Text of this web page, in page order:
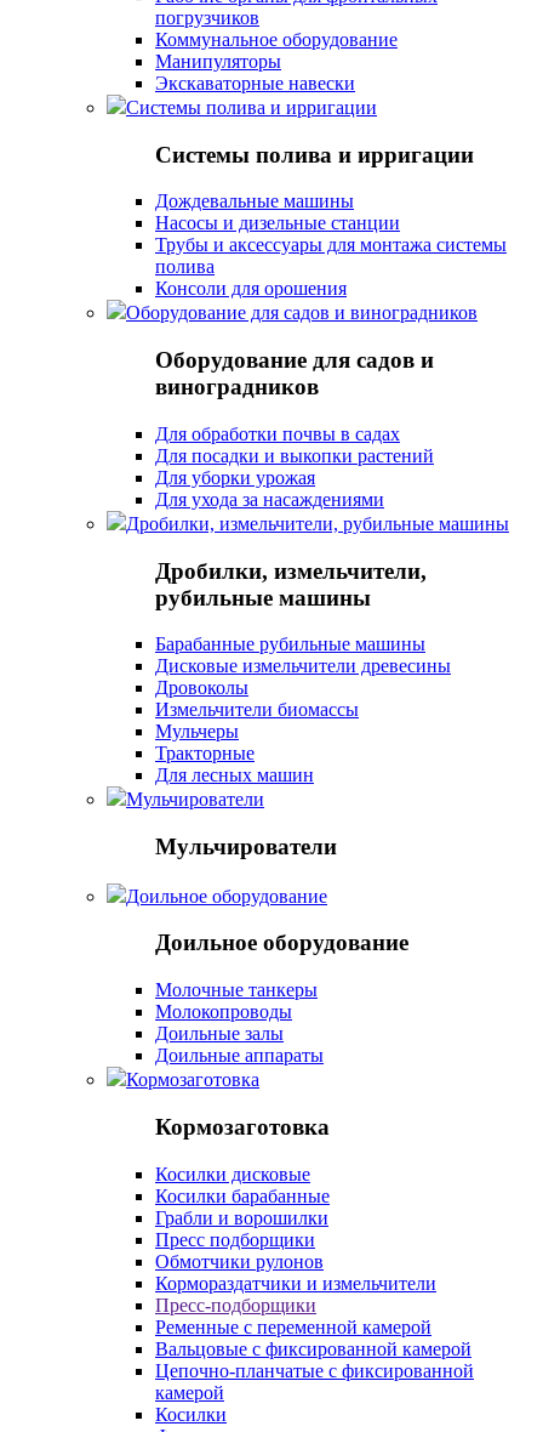
погрузчиков
Коммунальное оборудование
Манипуляторы
Экскаваторные навески
Системы полива и ирригации
Системы полива и ирригации
Дождевальные машины
Насосы и дизельные станции
Трубы и аксессуары для монтажа системы
полива
Консоли для орошения
Оборудование для садов и виноградников
Оборудование для садов и
виноградников
Для обработки почвы в садах
Для посадки и выкопки растений
Для уборки урожая
Для ухода за насаждениями
Дробилки, измельчители, рубильные машины
Дробилки, измельчители,
рубильные машины
Барабанные рубильные машины
Дисковые измельчители древесины
Дровоколы
Измельчители биомассы
Мульчеры
Тракторные
Для лесных машин
Мульчирователи
Мульчирователи
Доильное оборудование
Доильное оборудование
Молочные танкеры
Молокопроводы
Доильные залы
Доильные аппараты
Кормозаготовка
Кормозаготовка
Косилки дисковые
Косилки барабанные
Грабли и ворошилки
Пресс подборщики
Обмотчики рулонов
Кормораздатчики и измельчители
Пресс-подборщики
Ременные с переменной камерой
Вальцовые с фиксированной камерой
Цепочно-планчатые с фиксированной
камерой
Косилки